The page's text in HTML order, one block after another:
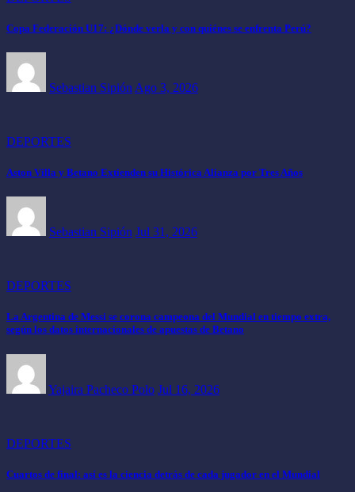
Copa Federación U17: ¿Dónde verla y con quiénes se enfrenta Perú?
Sebastian Sipión Ago 3, 2026
DEPORTES
Aston Villa y Betano Extienden su Histórica Alianza por Tres Años
Sebastian Sipión Jul 31, 2026
DEPORTES
La Argentina de Messi se corona campeona del Mundial en tiempo extra,
según los datos internacionales de apuestas de Betano
Yajaira Pacheco Polo Jul 16, 2026
DEPORTES
Cuartos de final: así es la ciencia detrás de cada jugador en el Mundial